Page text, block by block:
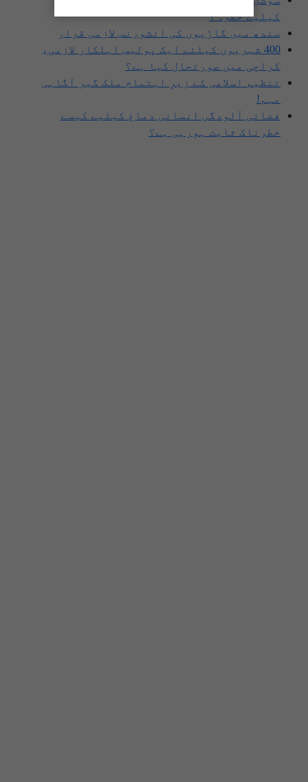
کیلیے خطرہ؟
سندھ میں گاڑیوں کی انشورنس لازمی قرار
400 شہریوں کیلئے ایک پولیس اہلکار لازمی،
کراچی میں صورتحال کیا ہے؟
تنظیم اسلامی کے زیرِ اہتمام ملک گیر آگاہی
مہم!
فضائی آلودگی انسانی دماغ کیلیے کیسے
خطرناک ثابت ہورہی ہے؟